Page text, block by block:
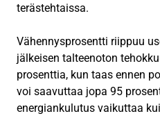
terästehtaissa.
Vähennysprosentti riippuu
jälkeisen talteenoton
prosenttia, kun taas ennen
voi saavuttaa jopa 95
energiankulutus vaikuttaa